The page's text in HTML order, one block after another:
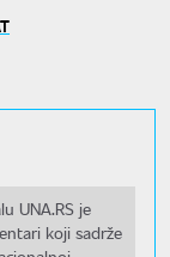
UNA.RS je
koji sadrže